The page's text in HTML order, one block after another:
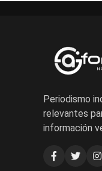
Periodismo
relevantes
información